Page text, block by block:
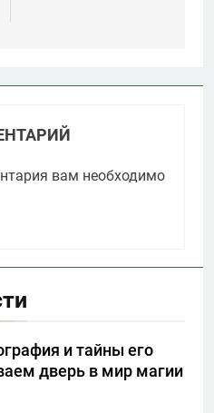
вам необходимо
и тайны его
дверь в мир магии